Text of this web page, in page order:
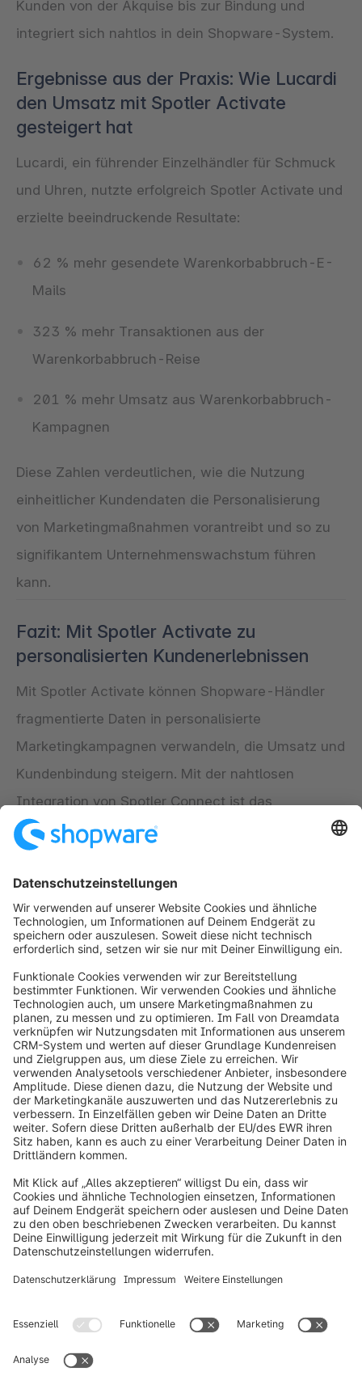
Kunden von der Akquise bis zur Bindung und
integriert sich nahtlos in dein Shopware-System.
Ergebnisse aus der Praxis: Wie Lucardi
den Umsatz mit Spotler Activate
gesteigert hat
Lucardi, ein führender Einzelhändler für Schmuck
und Uhren, nutzte erfolgreich Spotler Activate und
erzielte beeindruckende Resultate:
62 % mehr gesendete Warenkorbabbruch-E-
Mails
323 % mehr Transaktionen aus der
Warenkorbabbruch-Reise
201 % mehr Umsatz aus Warenkorbabbruch-
Kampagnen
Diese Zahlen verdeutlichen, wie die Nutzung
einheitlicher Kundendaten die Personalisierung
von Marketingmaßnahmen vorantreibt und so zu
signifikantem Unternehmenswachstum führen
kann.
Fazit: Mit Spotler Activate zu
personalisierten Kundenerlebnissen
Mit Spotler Activate können Shopware-Händler
fragmentierte Daten in personalisierte
Marketingkampagnen verwandeln, die Umsatz und
Kundenbindung steigern. Mit der nahtlosen
Integration von Spotler Connect ist das
Management deiner E-Commerce-Verbindungen
damit, deine Kundendaten in umsetzbare Insights
zu verwandeln, die echte Geschäftsergebnisse
liefern. Jetzt Spotler Activate entdecken!
Mehr erfahren
info@shopware.com
Produkt
Lösungen
Partner
Entwickler
Ressourcen